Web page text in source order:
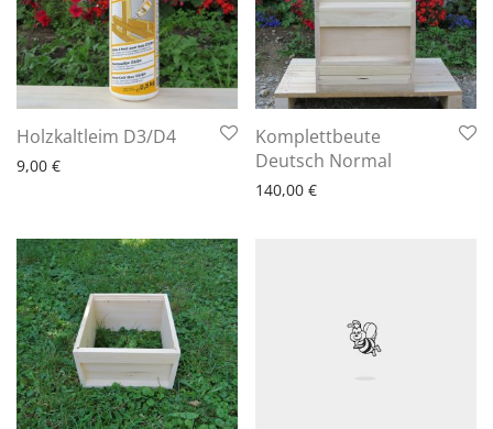
Holzkaltleim D3/D4
9,00 €
6 - 10 Arbeitstage
Komplettbeute
Deutsch Normal
140,00 €
6 - 10 Arbeitstage